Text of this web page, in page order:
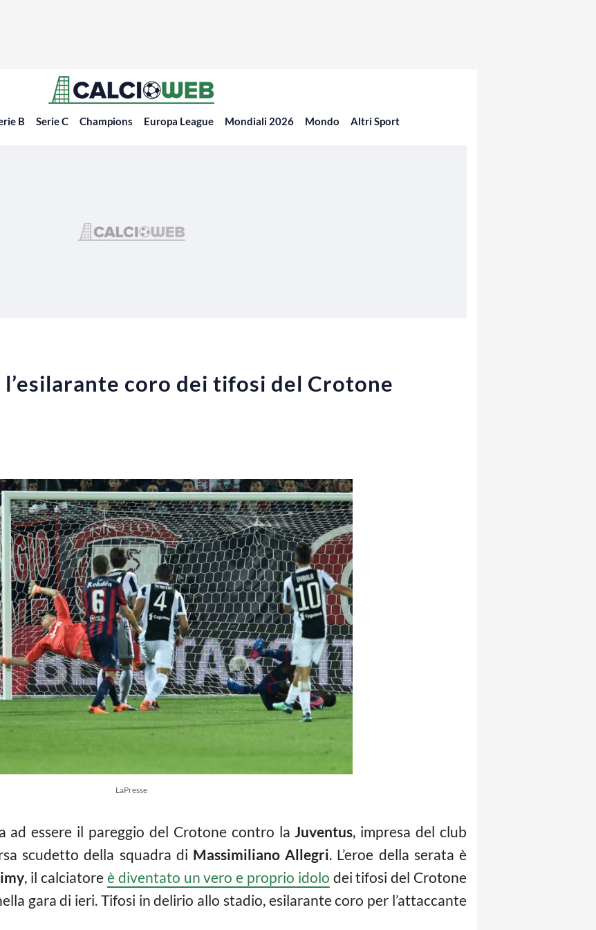
B Serie C Champions Europa League Mondiali 2026 Mondo Altri Sport
l’esilarante coro dei tifosi del Crotone
LaPresse
ad essere il pareggio del Crotone contro laJuventus, impresa del club
scudetto della squadra di Massimiliano Allegri. L’eroe della serata è
, il calciatore è diventato un vero e proprio idolo dei tifosi del Crotone
gara di ieri. Tifosi in delirio allo stadio, esilarante coro per l’attaccante